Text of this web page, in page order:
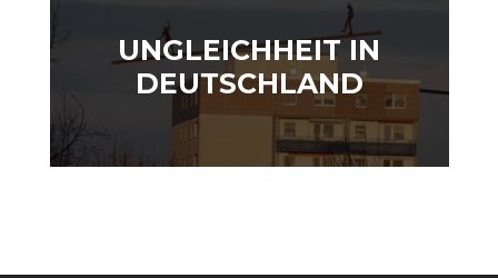
UNGLEICHHEIT IN
DEUTSCHLAND